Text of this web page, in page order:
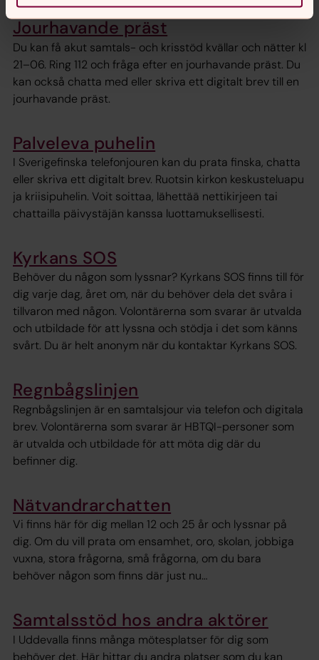
Jourhavande präst
Du kan få akut samtals- och krisstöd kvällar och nätter kl
21–06. Ring 112 och fråga efter en jourhavande präst. Du
kan också chatta med eller skriva ett digitalt brev till en
jourhavande präst.
Palveleva puhelin
I Sverigefinska telefonjouren kan du prata finska, chatta
eller skriva ett digitalt brev. Ruotsin kirkon keskusteluapu
ja kriisipuhelin. Voit soittaa, lähettää nettikirjeen tai
chattailla päivystäjän kanssa luottamuksellisesti.
Kyrkans SOS
Behöver du någon som lyssnar? Kyrkans SOS finns till för
dig varje dag, året om, när du behöver dela det svåra i
tillvaron med någon. Volontärerna som svarar är utvalda
och utbildade för att lyssna och stödja i det som känns
svårt. Du är helt anonym när du kontaktar Kyrkans SOS.
Regnbågslinjen
Regnbågslinjen är en samtalsjour via telefon och digitala
brev. Volontärerna som svarar är HBTQI-personer som
är utvalda och utbildade för att möta dig där du
befinner dig.
Nätvandrarchatten
Vi finns här för dig mellan 12 och 25 år och lyssnar på
dig. Om du vill prata om ensamhet, oro, skolan, jobbiga
vuxna, stora frågorna, små frågorna, om du bara
behöver någon som finns där just nu…
Samtalsstöd hos andra aktörer
I Uddevalla finns många mötesplatser för dig som
behöver det. Här hittar du andra platser som du kan